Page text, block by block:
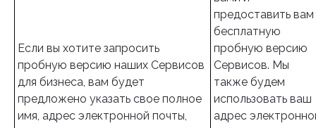
Если вы хотите запросить
пробную версию наших Сервисов
для бизнеса, вам будет
предложено указать свое полное
имя, адрес электронной почты,
предоставить вам
бесплатную
пробную версию
Сервисов. Мы
также будем
использовать ваш
адрес